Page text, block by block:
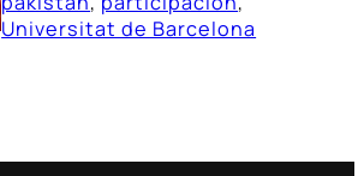
Universitat de Barcelona